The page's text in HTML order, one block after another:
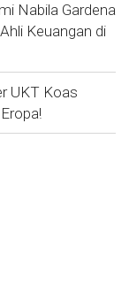
Nabila Gardena
Keuangan di
UKT Koas